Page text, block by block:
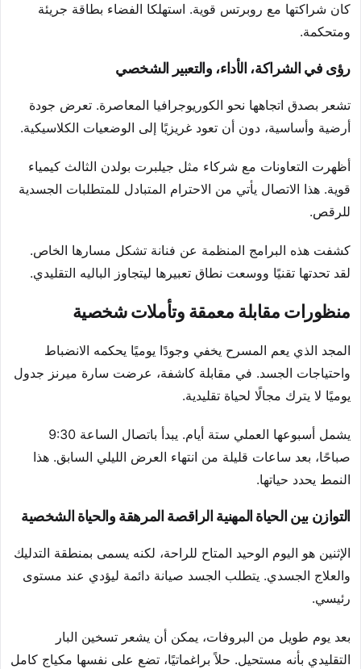
كان شراكتها مع روبرتس قوية. استهلكا الفضاء بطاقة جريئة
ومتحكمة.
رؤى في الشراكة، الأداء، والتعبير الشخصي
تشعر بصدق اتجاهها نحو الكوريوجرافيا المعاصرة. تعرض جودة
أرضية وأساسية، دون أن تعود غريزيًا إلى الوضعيات الكلاسيكية.
أظهرت التعاونات مع شركاء مثل جيلبرت بولدن الثالث كيمياء
قوية. هذا الاتصال يأتي من الاحترام المتبادل للمتطلبات الجسدية
للرقص.
كشفت هذه البرامج المنظمة عن فنانة تشكل مسارها الخاص.
لقد تحدتها تقنيًا ووسعت نطاق تعبيرها ليتجاوز الباليه التقليدي.
منظورات مقابلة معمقة وتأملات شخصية
المجد الذي يعم المسرح يخفي وجودًا يوميًا يحكمه الانضباط
واحتياجات الجسد. في مقابلة كاشفة، عرضت سارة ميرنز جدول
يوميًا لا يترك مجالًا لحياة تقليدية.
يشمل أسبوعها العملي ستة أيام. يبدأ باتصال الساعة 9:30
صباحًا، بعد ساعات قليلة من انتهاء العرض الليلي السابق. هذا
النمط يحدد حياتها.
التوازن بين الحياة المهنية الراقصة المرهقة والحياة الشخصية
الإثنين هو اليوم الوحيد المتاح للراحة، لكنه يسمى بمنطقة التدليك
والعلاج الجسدي. يتطلب الجسد صيانة دائمة ليؤدي عند مستوى
رئيسي.
بعد يوم طويل من البروفات، يمكن أن يشعر تسخين البار
التقليدي بأنه مستحيل. حلاً براغماتيًا، تضع على نفسها مكياج كامل